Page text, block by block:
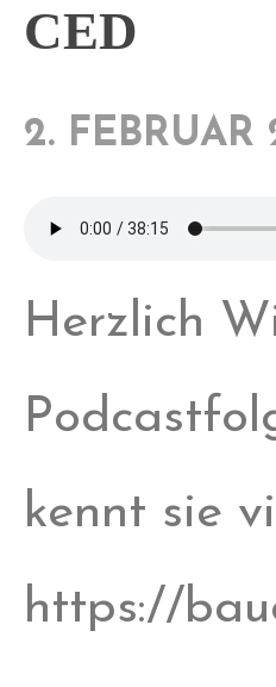
CED
2. FEBRUAR
Herzlich
kennt sie
https://